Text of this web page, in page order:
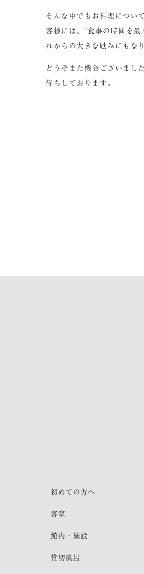
そんな中でもお料理につい
客様には、”食事の時間を
れからの大きな励みにもな
どうぞまた機会ございまし
待ちしております。
初めての方へ
客室
館内・施設
貸切風呂